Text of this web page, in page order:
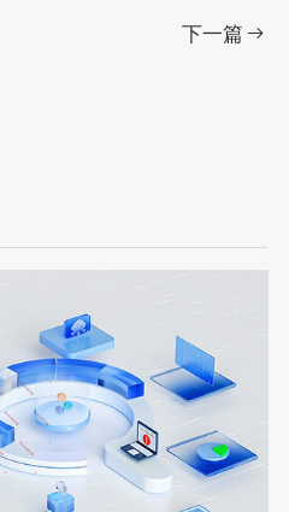
下一篇